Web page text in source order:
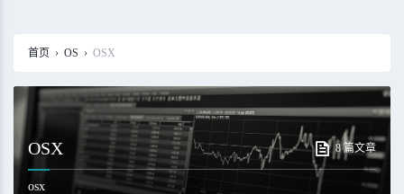
首页 › OS › OSX
OSX 8 篇文章
osx